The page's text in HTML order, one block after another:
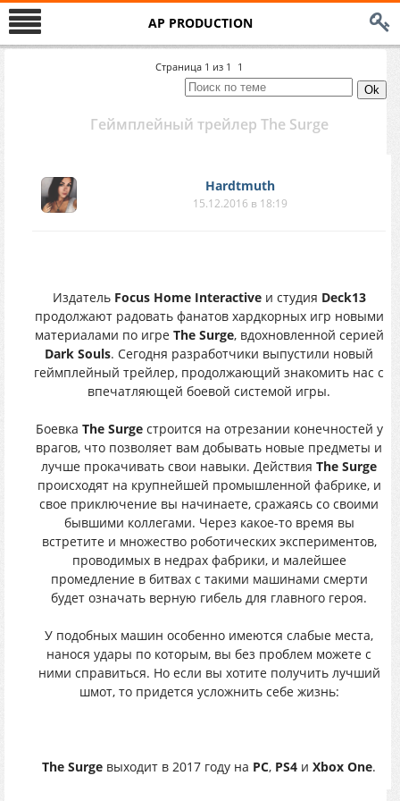
AP PRODUCTION
Страница 1 из 1 1
Геймплейный трейлер The Surge
Hardtmuth
15.12.2016 в 18:19
Издатель Focus Home Interactiveи студия Deck13
продолжают радовать фанатов хардкорных игр новыми
материалами по игре The Surge, вдохновленной серией
Dark Souls. Сегодня разработчики выпустили новый
геймплейный трейлер, продолжающий знакомить нас с
впечатляющей боевой системой игры.
Боевка The Surgeстроится на отрезании конечностей у
врагов, что позволяет вам добывать новые предметы и
лучше прокачивать свои навыки. Действия The Surge
происходят на крупнейшей промышленной фабрике, и
свое приключение вы начинаете, сражаясь со своими
бывшими коллегами. Через какое-то время вы
встретите и множество роботических экспериментов,
проводимых в недрах фабрики, и малейшее
промедление в битвах с такими машинами смерти
будет означать верную гибель для главного героя.
У подобных машин особенно имеются слабые места,
нанося удары по которым, вы без проблем можете с
ними справиться. Но если вы хотите получить лучший
шмот, то придется усложнить себе жизнь:
The Surge выходит в 2017 году на РС, PS4 и Xbox One.